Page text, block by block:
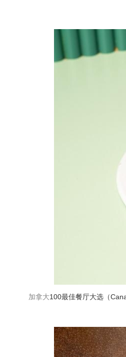
加拿大100最佳餐厅大选（